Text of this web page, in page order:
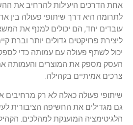
אחת הדרכים היעילות להרחיב את
לתרומה היא דרך שיתופי פעולה בין
עובדים יחד, הם יכולים למנף את
ליצירת פרויקטים גדולים יותר וברת
יכול לשתף פעולה עם עמותה כדי
העסק מספק את המוצרים והעמותה
צרכים אמיתיים בקהילה.
שיתופי פעולה כאלה לא רק מרחיבים
גם מגדילים את החשיפה הציבורית
הלגיטימציה המוענקת למהלכים.